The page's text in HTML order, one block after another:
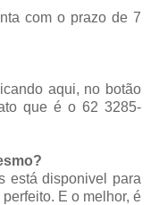
com o prazo de 7
aqui, no botão
que é o 62 3285-
está disponivel para
E o melhor, é